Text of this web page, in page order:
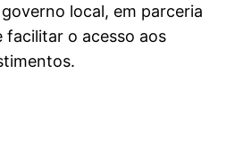
local, em parceria
o acesso aos